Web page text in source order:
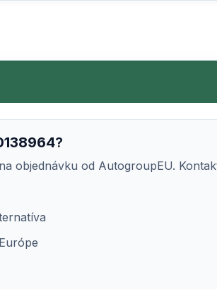
?
objednávku od AutogroupEU.